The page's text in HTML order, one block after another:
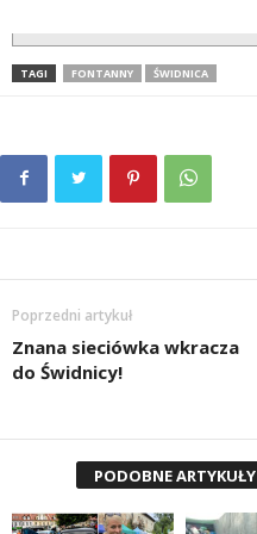
TAGI FONTANNY ŚWIDNICA
Poprzedni artykuł
Znana sieciówka wkracza
do Świdnicy!
PODOBNE ARTYKUŁY